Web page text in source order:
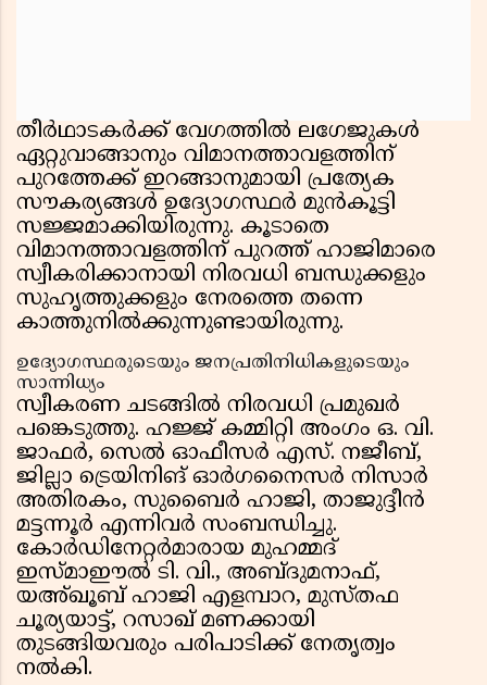
തീർഥാടകർക്ക് വേഗത്തിൽ ലഗേജുകൾ
ഏറ്റുവാങ്ങാനും വിമാനത്താവളത്തിന്
പുറത്തേക്ക് ഇറങ്ങാനുമായി പ്രത്യേക
സൗകര്യങ്ങൾ ഉദ്യോഗസ്ഥർ മുൻകൂട്ടി
സജ്ജമാക്കിയിരുന്നു. കൂടാതെ
വിമാനത്താവളത്തിന് പുറത്ത് ഹാജിമാരെ
സ്വീകരിക്കാനായി നിരവധി ബന്ധുക്കളും
സുഹൃത്തുക്കളും നേരത്തെ തന്നെ
കാത്തുനിൽക്കുന്നുണ്ടായിരുന്നു.
ഉദ്യോഗസ്ഥരുടെയും ജനപ്രതിനിധികളുടെയും
സാന്നിധ്യം
സ്വീകരണ ചടങ്ങിൽ നിരവധി പ്രമുഖർ
പങ്കെടുത്തു. ഹജ്ജ് കമ്മിറ്റി അംഗം ഒ. വി.
ജാഫർ, സെൽ ഓഫീസർ എസ്. നജീബ്,
ജില്ലാ ട്രെയിനിങ് ഓർഗനൈസർ നിസാർ
അതിരകം, സുബൈർ ഹാജി, താജുദ്ദീൻ
മട്ടന്നൂർ എന്നിവർ സംബന്ധിച്ചു.
കോർഡിനേറ്റർമാരായ മുഹമ്മദ്
ഇസ്മാഈൽ ടി. വി., അബ്ദുമനാഫ്,
യഅ്ഖൂബ് ഹാജി എളമ്പാറ, മുസ്തഫ
ചൂര്യയാട്ട്, റസാഖ് മണക്കായി
തുടങ്ങിയവരും പരിപാടിക്ക് നേതൃത്വം
നൽകി.